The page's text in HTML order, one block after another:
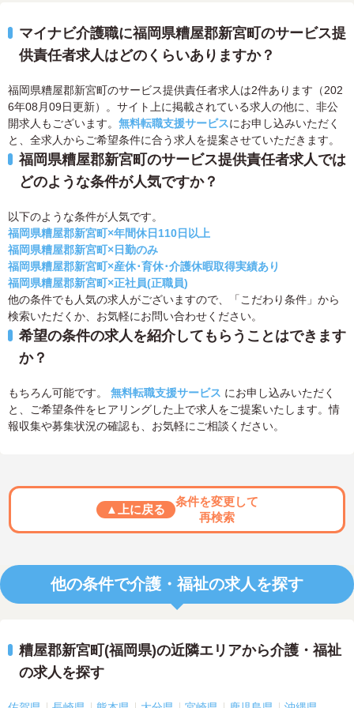
マイナビ介護職に福岡県糟屋郡新宮町のサービス提
供責任者求人はどのくらいありますか？
福岡県糟屋郡新宮町のサービス提供責任者求人は2件あります（202
6年08月09日更新）。サイト上に掲載されている求人の他に、非公
開求人もございます。 無料転職支援サービスにお申し込みいただく
と、全求人からご希望条件に合う求人を提案させていただきます。
福岡県糟屋郡新宮町のサービス提供責任者求人では
どのような条件が人気ですか？
以下のような条件が人気です。
福岡県糟屋郡新宮町×年間休日110日以上
福岡県糟屋郡新宮町×日勤のみ
福岡県糟屋郡新宮町×産休･育休･介護休暇取得実績あり
福岡県糟屋郡新宮町×正社員(正職員)
他の条件でも人気の求人がございますので、「こだわり条件」から
検索いただくか、お気軽にお問い合わせください。
希望の条件の求人を紹介してもらうことはできます
か？
もちろん可能です。 無料転職支援サービス にお申し込みいただく
と、ご希望条件をヒアリングした上で求人をご提案いたします。情
報収集や募集状況の確認も、お気軽にご相談ください。
▲上に戻る
条件を変更して
再検索
他の条件で介護・福祉の求人を探す
糟屋郡新宮町(福岡県)の近隣エリアから介護・福祉
の求人を探す